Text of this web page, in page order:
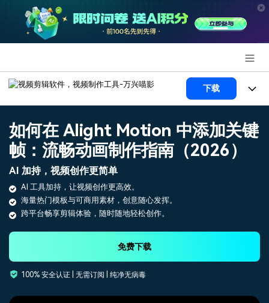
推荐产品
实用工具
新闻中心
关于万兴
加入我们
下载
产品
产品系统
产品功能
AI功能
视频/照片
AI 文本转视频 NEW
AI 图生视频
声音
解决方案
政企服务
专业创作人群
使用教程
文章资讯
帮助中心
登录
如何在 Alight Motion 中添加关键
帧：流畅动画制作指南（2026）
AI 加持，视频创作更简单
AI 工具加持，让视频创作更高效。
海量热门模板与可商用素材，创意随心发挥。
跨平台畅享剪辑体验，随时随地轻松创作。
免费下载
100% 安全认证 | 无需订阅 | 纯净无病毒